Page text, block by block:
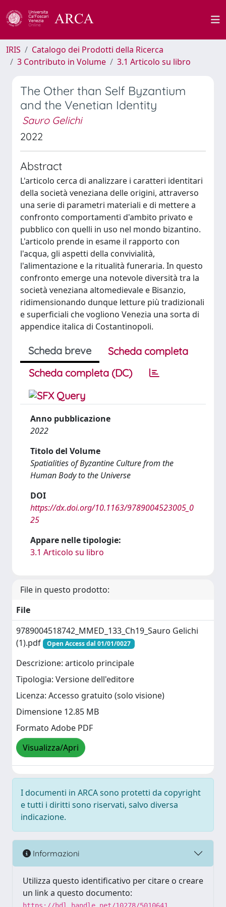
IRIS
Catalogo dei Prodotti della Ricerca
3 Contributo in Volume
3.1 Articolo su libro
The Other than Self Byzantium
and the Venetian Identity
Sauro Gelichi
2022
Abstract
L'articolo cerca di analizzare i caratteri identitari
della società veneziana delle origini, attraverso
una serie di parametri materiali e di mettere a
confronto comportamenti d'ambito privato e
pubblico con quelli in uso nel mondo bizantino.
L'articolo prende in esame il rapporto con
l'acqua, gli aspetti della convivialità,
l'alimentazione e la ritualità funeraria. In questo
confronto emerge una notevole diversità tra la
società veneziana altomedievale e Bisanzio,
ridimensionando dunque letture più tradizionali
e superficiali che vogliono Venezia una sorta di
appendice italica di Costantinopoli.
Scheda breve
Scheda completa
Scheda completa (DC)
Anno pubblicazione
2022
Titolo del Volume
Spatialities of Byzantine Culture from the
Human Body to the Universe
DOI
https://dx.doi.org/10.1163/9789004523005_0
25
Appare nelle tipologie:
3.1 Articolo su libro
File in questo prodotto:
File
9789004518742_MMED_133_Ch19_Sauro Gelichi
(1).pdf
Open Access dal 01/01/0027
Descrizione: articolo principale
Tipologia: Versione dell'editore
Licenza: Accesso gratuito (solo visione)
Dimensione 12.85 MB
Formato Adobe PDF
Visualizza/Apri
I documenti in ARCA sono protetti da copyright
e tutti i diritti sono riservati, salvo diversa
indicazione.
Informazioni
Utilizza questo identificativo per citare o creare
un link a questo documento: